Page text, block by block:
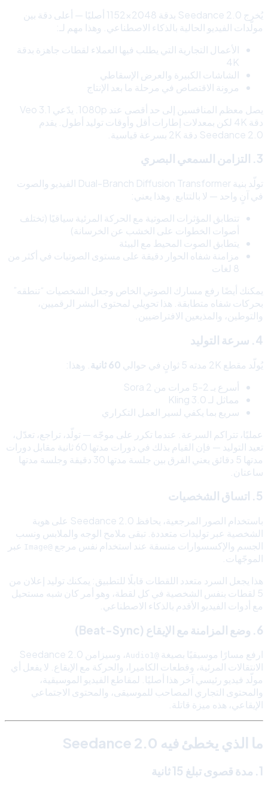
يُخرج Seedance 2.0 بدقة 2048×1152 أصليًا — أعلى دقة بين
مولّدات الفيديو الحالية بالذكاء الاصطناعي. وهذا مهم لـ:
الأعمال التجارية التي يطلب فيها العملاء لقطات جاهزة بدقة
4K
الشاشات الكبيرة والعرض الإسقاطي
مرونة الاقتصاص في مرحلة ما بعد الإنتاج
يصل معظم المنافسين إلى حد أقصى عند 1080p. يدّعي Veo 3.1
دقة 4K لكن بمعدلات إطارات أقل وأوقات توليد أطول. يقدم
Seedance 2.0 دقة 2K بسرعة قياسية.
3. التزامن السمعي البصري
تولّد بنية Dual-Branch Diffusion Transformer الفيديو والصوت
في آنٍ واحد — لا بالتتابع. وهذا يعني:
تتطابق المؤثرات الصوتية مع الحركة المرئية سياقيًا (تختلف
أصوات الخطوات على الخشب عن الخرسانة)
يتطابق الصوت المحيط مع البيئة
مزامنة شفاه الحوار دقيقة على مستوى الصوتيات في أكثر من
8 لغات
يمكنك أيضًا رفع مسارك الصوتي الخاص وجعل الشخصيات “تنطقه”
بحركات شفاه متطابقة. هذا تحويلي لمحتوى البشر الرقميين،
والتوطين، والمذيعين الافتراضيين.
4. سرعة التوليد
يُولّد مقطع 2K مدته 5 ثوانٍ في حوالي 60 ثانية
. وهذا:
أسرع بـ 2-5 مرات من Sora 2
مماثل لـ Kling 3.0
سريع بما يكفي لسير العمل التكراري
عمليًا، تتراكم السرعة. عندما تكرر على موجّه — تولّد، تراجع، تعدّل،
تعيد التوليد — فإن القيام بذلك في دورات مدتها 60 ثانية مقابل دورات
مدتها 5 دقائق يعني الفرق بين جلسة مدتها 30 دقيقة وجلسة مدتها
ساعتان.
5. اتساق الشخصيات
باستخدام الصور المرجعية، يحافظ Seedance 2.0 على هوية
الشخصية عبر توليدات متعددة. تبقى ملامح الوجه والملابس ونسب
الجسم والإكسسوارات متسقة عند استخدام نفس مرجع@Image
عبر
الموجّهات.
هذا يجعل السرد متعدد اللقطات قابلًا للتطبيق: يمكنك توليد إعلان من
5 لقطات بنفس الشخصية في كل لقطة، وهو أمر كان شبه مستحيل
مع أدوات الفيديو الأقدم بالذكاء الاصطناعي.
6. وضع المزامنة مع الإيقاع (Beat-Sync)
ارفع مسارًا موسيقيًا بصيغة@Audio1
، وسيزامن Seedance 2.0
الانتقالات المرئية، وقطعات الكاميرا، والحركة مع الإيقاع. لا يفعل أي
مولّد فيديو رئيسي آخر هذا أصليًا. لمقاطع الفيديو الموسيقية،
والمحتوى التجاري المصاحب للموسيقى، والمحتوى الاجتماعي
الإيقاعي، هذه ميزة قاتلة.
ما الذي يخطئ فيه Seedance 2.0